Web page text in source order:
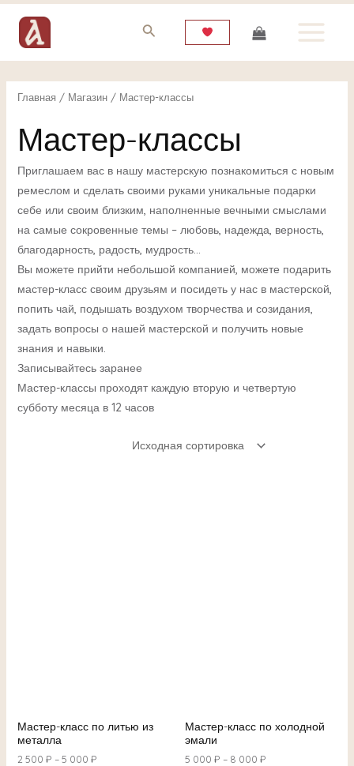
содержимому
MENU
Главная / Магазин/ Мастер-классы
Мастер-классы
Приглашаем вас в нашу мастерскую познакомиться с новым
ремеслом и сделать своими руками уникальные подарки
себе или своим близким, наполненные вечными смыслами
на самые сокровенные темы – любовь, надежда, верность,
благодарность, радость, мудрость…
Вы можете прийти небольшой компанией, можете подарить
мастер-класс своим друзьям и посидеть у нас в мастерской,
попить чай, подышать воздухом творчества и созидания,
задать вопросы о нашей мастерской и получить новые
знания и навыки.
Записывайтесь заранее
Мастер-классы проходят каждую вторую и четвертую
субботу месяца в 12 часов
Мастер-класс по литью из
металла
2 500 ₽ –5 000 ₽
Мастер-класс по холодной
эмали
5 000 ₽ – 8 000 ₽